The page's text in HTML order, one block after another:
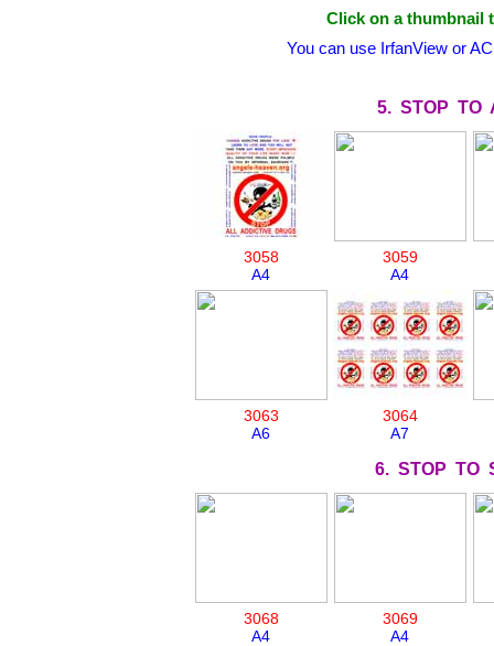
Click on a thumbnail
You can use IrfanView or
5. STOP TO
3058
A4
3059
A4
3063
A6
3064
A7
6. STOP TO
3068
A4
3069
A4